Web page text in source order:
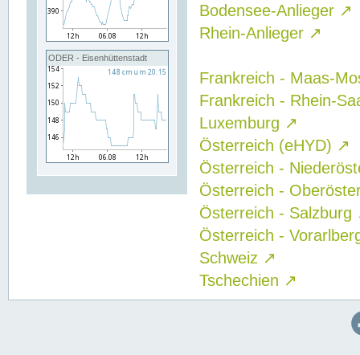
ODER - Eisenhüttenstadt
Bodensee-Anlieger ↗
Rhein-Anlieger ↗
Frankreich - Maas-
Frankreich - Rhein-
Luxemburg ↗
Österreich (eHYD) ↗
Österreich -
Österreich -
Österreich - Salzburg
Österreich -
Schweiz ↗
Tschechien ↗